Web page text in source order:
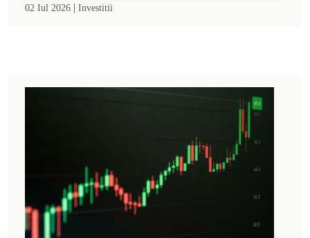
02 Iul 2026 | Investitii